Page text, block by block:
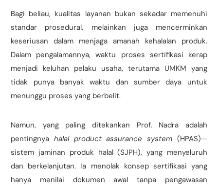
Bagi beliau, kualitas layanan bukan sekadar memenuhi
standar prosedural, melainkan juga mencerminkan
keseriusan dalam menjaga amanah kehalalan produk.
Dalam pengalamannya, waktu proses sertifikasi kerap
menjadi keluhan pelaku usaha, terutama UMKM yang
tidak punya banyak waktu dan sumber daya untuk
menunggu proses yang berbelit.
Namun, yang paling ditekankan Prof. Nadra adalah
pentingnyahalal product assurance system(HPAS)—
sistem jaminan produk halal (SJPH), yang menyeluruh
dan berkelanjutan. Ia menolak konsep sertifikasi yang
hanya menilai dokumen awal tanpa pengawasan